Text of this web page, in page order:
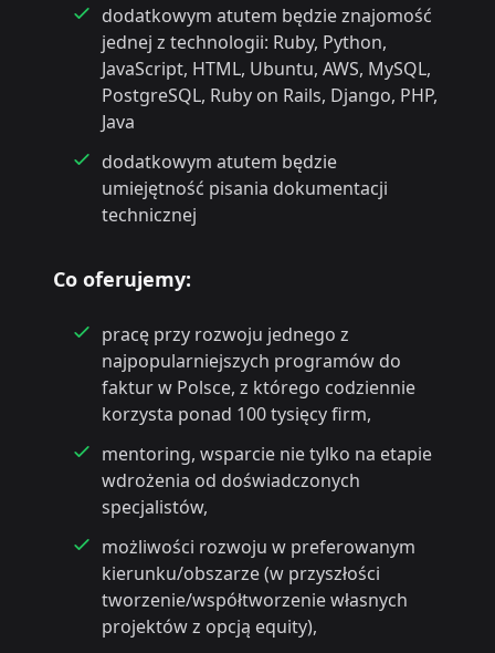
dodatkowym atutem będzie znajomość
jednej z technologii: Ruby, Python,
JavaScript, HTML, Ubuntu, AWS, MySQL,
PostgreSQL, Ruby on Rails, Django, PHP,
Java
dodatkowym atutem będzie
umiejętność pisania dokumentacji
technicznej
Co oferujemy:
pracę przy rozwoju jednego z
najpopularniejszych programów do
faktur w Polsce, z którego codziennie
korzysta ponad 100 tysięcy firm,
mentoring, wsparcie nie tylko na etapie
wdrożenia od doświadczonych
specjalistów,
możliwości rozwoju w preferowanym
kierunku/obszarze (w przyszłości
tworzenie/współtworzenie własnych
projektów z opcją equity),